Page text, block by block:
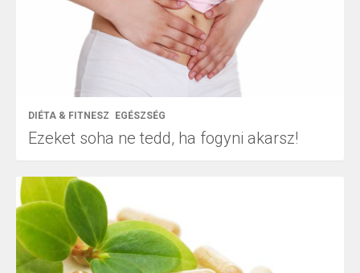
DIÉTA & FITNESZ EGÉSZSÉG
Ezeket soha ne tedd, ha fogyni akarsz!